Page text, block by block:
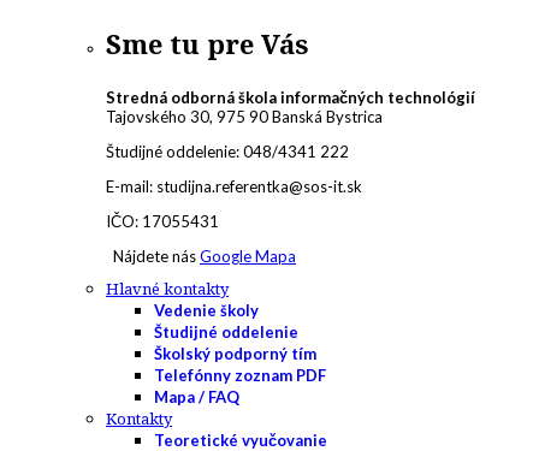
Sme tu pre Vás
Stredná odborná škola informačných technológií
Tajovského 30, 975 90 Banská Bystrica
Študijné oddelenie: 048/4341 222
E-mail: studijna.referentka@sos-it.sk
IČO: 17055431
Nájdete násGoogle Mapa
Hlavné kontakty
Vedenie školy
Študijné oddelenie
Školský podporný tím
Telefónny zoznam PDF
Mapa / FAQ
Kontakty
Teoretické vyučovanie